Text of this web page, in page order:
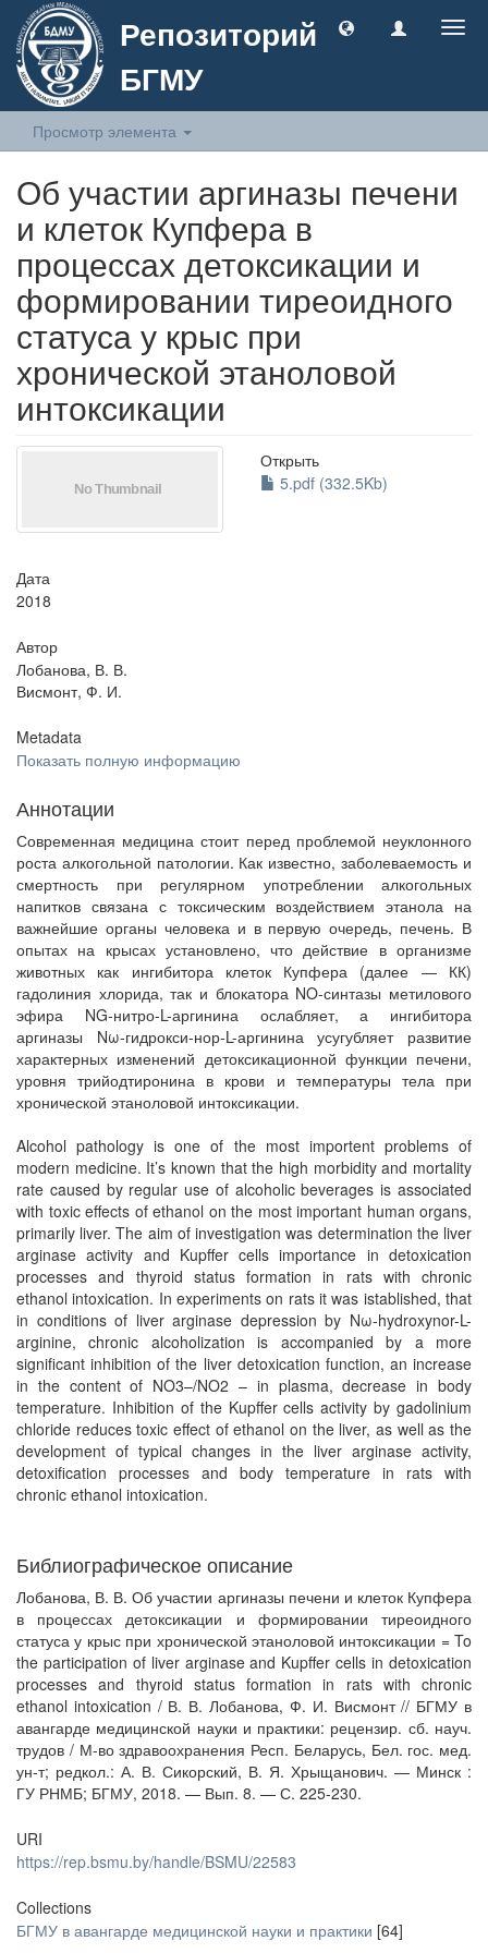
Репозиторий
БГМУ
Просмотр элемента
Об участии аргиназы печени
и клеток Купфера в
процессах детоксикации и
формировании тиреоидного
статуса у крыс при
хронической этаноловой
интоксикации
Открыть
5.pdf (332.5Kb)
Дата
2018
Автор
Лобанова, В. В.
Висмонт, Ф. И.
Metadata
Показать полную информацию
Аннотации
Современная медицина стоит перед проблемой неуклонного
роста алкогольной патологии. Как известно, заболеваемость и
смертность при регулярном употреблении алкогольных
напитков связана с токсическим воздействием этанола на
важнейшие органы человека и в первую очередь, печень. В
опытах на крысах установлено, что действие в организме
животных как ингибитора клеток Купфера (далее — КК)
гадолиния хлорида, так и блокатора NO-синтазы метилового
эфира NG-нитро-L-аргинина ослабляет, а ингибитора
аргиназы Nω-гидрокси-нор-L-аргинина усугубляет развитие
характерных изменений детоксикационной функции печени,
уровня трийодтиронина в крови и температуры тела при
хронической этаноловой интоксикации.
Alcohol pathology is one of the most importent problems of
modern medicine. It’s known that the high morbidity and mortality
rate caused by regular use of alcoholic beverages is associated
with toxic effects of ethanol on the most important human organs,
primarily liver. The aim of investigation was determination the liver
arginase activity and Kupffer cells importance in detoxication
processes and thyroid status formation in rats with chronic
ethanol intoxication. In experiments on rats it was istablished, that
in conditions of liver arginase depression by Nω-hydroxynor-L-
arginine, chronic alcoholization is accompanied by a more
significant inhibition of the liver detoxication function, an increase
in the content of NO3–/NO2 – in plasma, decrease in body
temperature. Inhibition of the Kupffer cells activity by gadolinium
chloride reduces toxic effect of ethanol on the liver, as well as the
development of typical changes in the liver arginase activity,
detoxification processes and body temperature in rats with
chronic ethanol intoxication.
Библиографическое описание
Лобанова, В. В. Об участии аргиназы печени и клеток Купфера
в процессах детоксикации и формировании тиреоидного
статуса у крыс при хронической этаноловой интоксикации = To
the participation of liver arginase and Kupffer cells in detoxication
processes and thyroid status formation in rats with chronic
ethanol intoxication / В. В. Лобанова, Ф. И. Висмонт // БГМУ в
авангарде медицинской науки и практики: рецензир. сб. науч.
трудов / М-во здравоохранения Респ. Беларусь, Бел. гос. мед.
ун-т; редкол.: А. В. Сикорский, В. Я. Хрыщанович. — Минск :
ГУ РНМБ; БГМУ, 2018. — Вып. 8. — С. 225-230.
URI
https://rep.bsmu.by/handle/BSMU/22583
Collections
БГМУ в авангарде медицинской науки и практики [64]